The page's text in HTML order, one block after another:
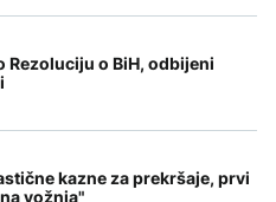
o BiH, odbijeni
kazne za prekršaje, prvi
vožnja"